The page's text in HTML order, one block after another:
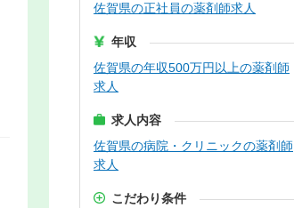
佐賀県の正社員の薬剤師求人
年収
佐賀県の年収500万円以上の薬剤師
求人
求人内容
佐賀県の病院・クリニックの薬剤師
求人
こだわり条件